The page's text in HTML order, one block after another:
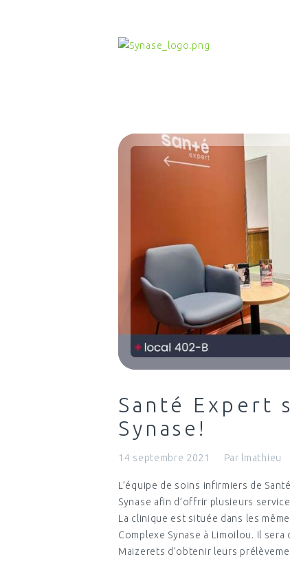
Santé Expert
Synase!
14 septembre 2021 Par lmathieu
L’équipe de soins infirmiers de
Synase afin d’offrir plusieurs
La clinique est située dans les
Complexe Synase à Limoilou. Il
Maizerets d’obtenir leurs